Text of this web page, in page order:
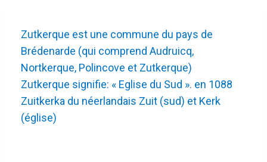
Zutkerque est une commune du pays de
Brédenarde (qui comprend Audruicq,
Nortkerque, Polincove et Zutkerque)
Zutkerque signifie: « Eglise du Sud ». en 1088
Zuitkerka du néerlandais Zuit (sud) et Kerk
(église)